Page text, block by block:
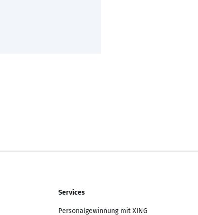
Services
Personalgewinnung mit XING